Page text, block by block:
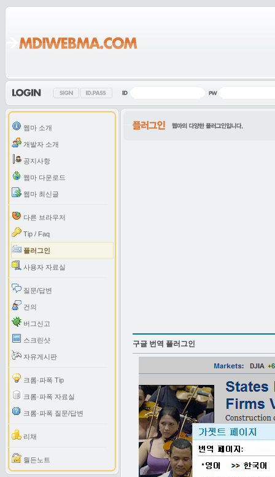
웹마 소개
개발자 소개
공지사항
웹마 다운로드
웹마 최신글
다른 브라우저
Tip / Faq
플러그인
사용자 자료실
질문/답변
건의
버그신고
스크린샷
자유게시판
크롬·파폭 Tip
크롬·파폭 자료실
크롬·파폭 질문/답변
리채
월든노트
구글 번역 플러그인